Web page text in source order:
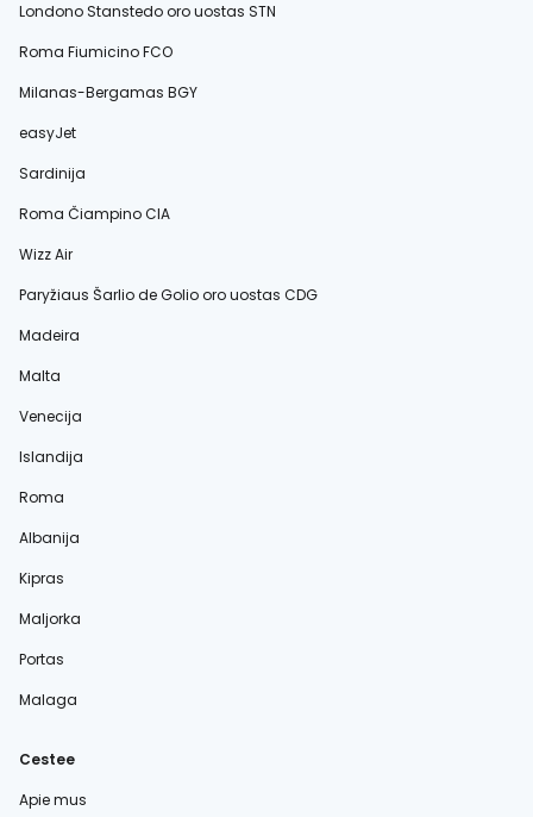
Londono Stanstedo oro uostas STN
Roma Fiumicino FCO
Milanas-Bergamas BGY
easyJet
Sardinija
Roma Čiampino CIA
Wizz Air
Paryžiaus Šarlio de Golio oro uostas CDG
Madeira
Malta
Venecija
Islandija
Roma
Albanija
Kipras
Maljorka
Portas
Malaga
Cestee
Apie mus